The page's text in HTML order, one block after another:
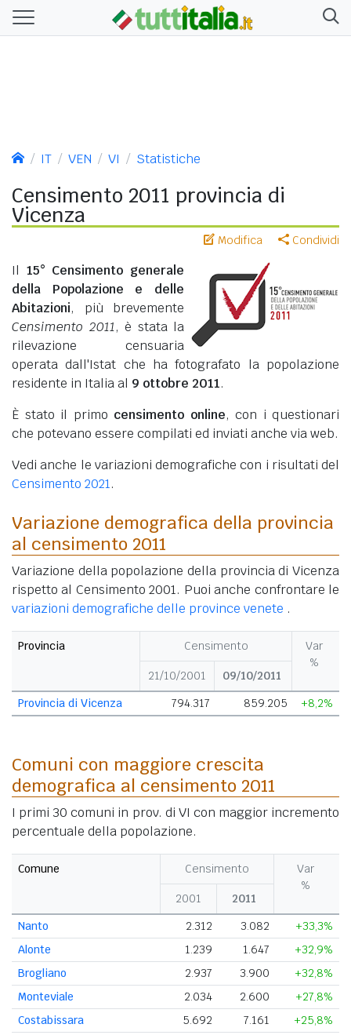
IT VEN VI Statistiche
Censimento 2011 provincia di
Vicenza
Modifica Condividi
Il 15° Censimento generale
della Popolazione e delle
Abitazioni, più brevemente
Censimento 2011, è stata la
rilevazione censuaria
operata dall'Istat che ha fotografato la popolazione
residente in Italia al 9 ottobre 2011.
È stato il primo censimento online, con i questionari
che potevano essere compilati ed inviati anche via web.
Vedi anche le variazioni demografiche con i risultati del
Censimento 2021.
Variazione demografica della provincia
al censimento 2011
Variazione della popolazione della provincia di Vicenza
rispetto al Censimento 2001. Puoi anche confrontare le
variazioni demografiche delle province venete .
Provincia Censimento
Var
%
21/10/2001
09/10/2011
Provincia di Vicenza
794.317 859.205 +8,2%
Comuni con maggiore crescita
demografica al censimento 2011
I primi 30 comuni in prov. di VI con maggior incremento
percentuale della popolazione.
Comune Censimento
Var
%
2001
2011
Nanto
2.312 3.082
+33,3%
Alonte
1.239 1.647
+32,9%
Brogliano
2.937 3.900
+32,8%
Monteviale
2.034 2.600
+27,8%
Costabissara
5.692 7.161
+25,8%